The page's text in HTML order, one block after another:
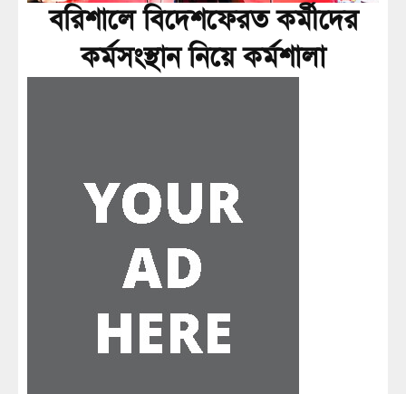
বরিশালে বিদেশফেরত কর্মীদের
কর্মসংস্থান নিয়ে কর্মশালা